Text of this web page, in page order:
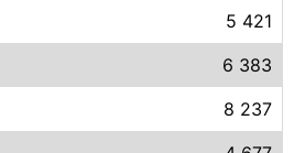
5 421
6 383
8 237